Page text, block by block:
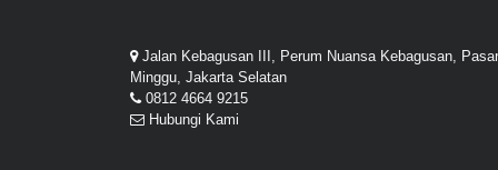
Jalan Kebagusan III, Perum Nuansa Kebagusan, Pasar
Minggu, Jakarta Selatan
0812 4664 9215
Hubungi Kami